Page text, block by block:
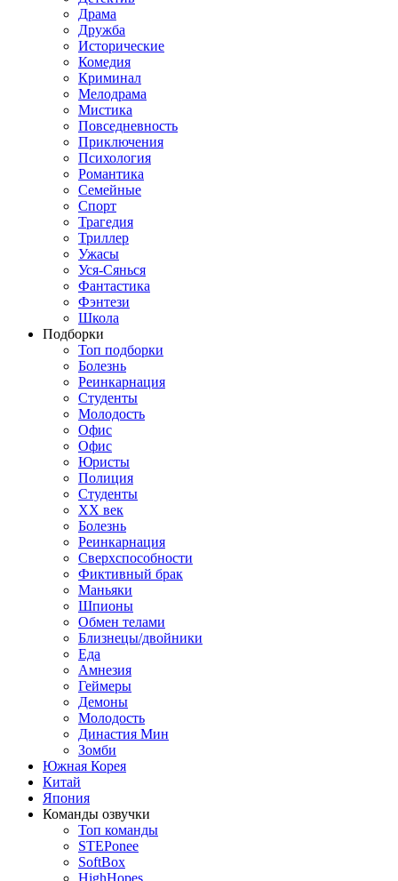
Драма
Дружба
Исторические
Комедия
Криминал
Мелодрама
Мистика
Повседневность
Приключения
Психология
Романтика
Семейные
Спорт
Трагедия
Триллер
Ужасы
Уся-Сянься
Фантастика
Фэнтези
Школа
Подборки
Топ подборки
Болезнь
Реинкарнация
Студенты
Молодость
Офис
Офис
Юристы
Полиция
Студенты
ХХ век
Болезнь
Реинкарнация
Сверхспособности
Фиктивный брак
Маньяки
Шпионы
Обмен телами
Близнецы/двойники
Еда
Амнезия
Геймеры
Демоны
Молодость
Династия Мин
Зомби
Южная Корея
Китай
Япония
Команды озвучки
Топ команды
STEPonee
SoftBox
HighHopes